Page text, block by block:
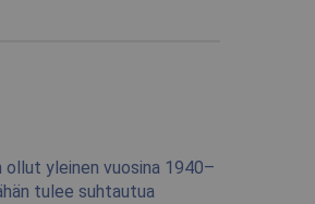
ollut yleinen vuosina 1940–
tulee suhtautua